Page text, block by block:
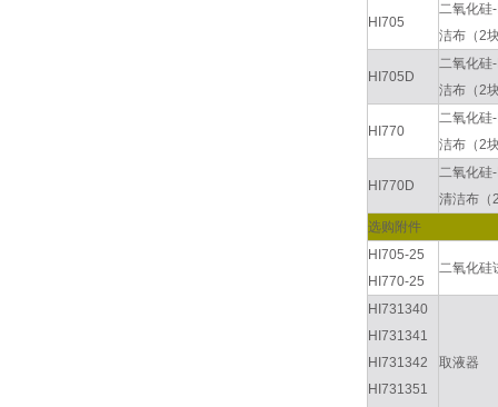
HI705
二氧化硅
洁布（2
HI705D
二氧化硅
洁布（2
HI770
二氧化硅
洁布（2
HI770D
二氧化硅
清洁布（
选购附件
HI705-25
HI770-25
二氧化硅
HI731340
HI731341
HI731342
HI731351
取液器